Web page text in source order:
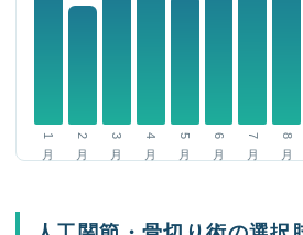
1月 2月 3月 4月 5月 6月 7月 8月